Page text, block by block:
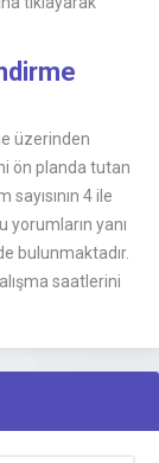
üzerinden
ön planda tutan
4 ile
yorumların yanı
bulunmaktadır.
saatlerini